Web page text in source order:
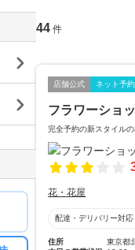
44 件
店舗公式 ネット予
フラワーショ
完全予約の新スタイル
花・花屋
配達・デリバリー対応
住所
東京都